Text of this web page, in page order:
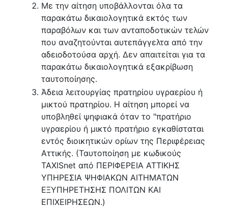
Με την αίτηση υποβάλλονται όλα τα
παρακάτω δικαιολογητικά εκτός των
παραβόλων και των ανταποδοτικών τελών
που αναζητούνται αυτεπάγγελτα από την
αδειοδοτούσα αρχή. Δεν απαιτείται για τα
παρακάτω δικαιολογητικά εξακρίβωση
ταυτοποίησης.
Άδεια λειτουργίας πρατηρίου υγραερίου ή
μικτού πρατηρίου. Η αίτηση μπορεί να
υποβληθεί ψηφιακά όταν το "πρατήριο
υγραερίου ή μικτό πρατήριο εγκαθίσταται
εντός διοικητικών ορίων της Περιφέρειας
Αττικής. (Ταυτοποίηση με κωδικούς
TAXISnet από ΠΕΡΙΦΕΡΕΙΑ ΑΤΤΙΚΗΣ
ΥΠΗΡΕΣΙΑ ΨΗΦΙΑΚΩΝ ΑΙΤΗΜΑΤΩΝ
ΕΞΥΠΗΡΕΤΗΣΗΣ ΠΟΛΙΤΩΝ ΚΑΙ
ΕΠΙΧΕΙΡΗΣΕΩΝ.)